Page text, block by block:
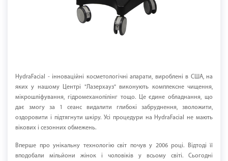
HydraFacial - інноваційні косметологічні апарати, вироблені в США, на
яких у нашому Центрі "Лазерхауз" виконують комплексне чищення,
мікрошліфування, гідромеханопілінг тощо. Це єдине обладнання, що
дає змогу за 1 сеанс видалити глибокі забруднення, зволожити,
оздоровити і підтягнути шкіру. Усі процедури на HydraFacial не мають
вікових і сезонних обмежень.
Вперше про унікальну технологію світ почув у 2006 році. Відтоді її
вподобали мільйони жінок і чоловіків у всьому світі. Сьогодні